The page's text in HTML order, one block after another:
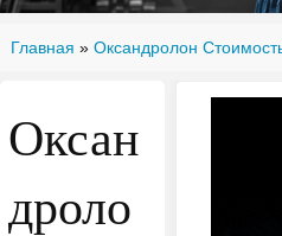
Главная » Оксандролон
Оксан
дроло